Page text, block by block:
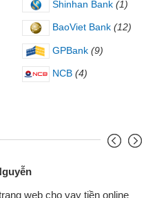
Shinhan Bank (1)
BaoViet Bank (12)
GPBank (9)
NCB (4)